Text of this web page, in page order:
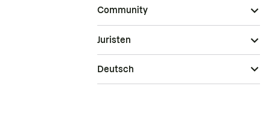
Community
Juristen
Deutsch